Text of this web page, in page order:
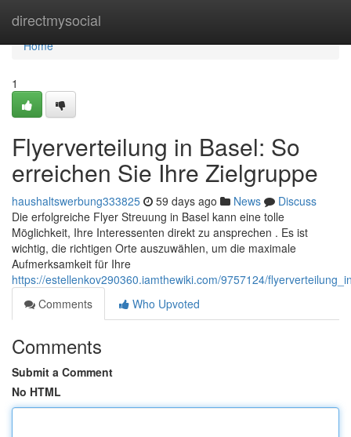
directmysocial
Home
Home
1
Flyerverteilung in Basel: So
erreichen Sie Ihre Zielgruppe
haushaltswerbung333825 59 days ago News
Discuss
Die erfolgreiche Flyer Streuung in Basel kann eine tolle
Möglichkeit, Ihre Interessenten direkt zu ansprechen . Es ist
wichtig, die richtigen Orte auszuwählen, um die maximale
Aufmerksamkeit für Ihre
https://estellenkov290360.iamthewiki.com/9757124/
Comments
Who Upvoted
Comments
Submit a Comment
No HTML